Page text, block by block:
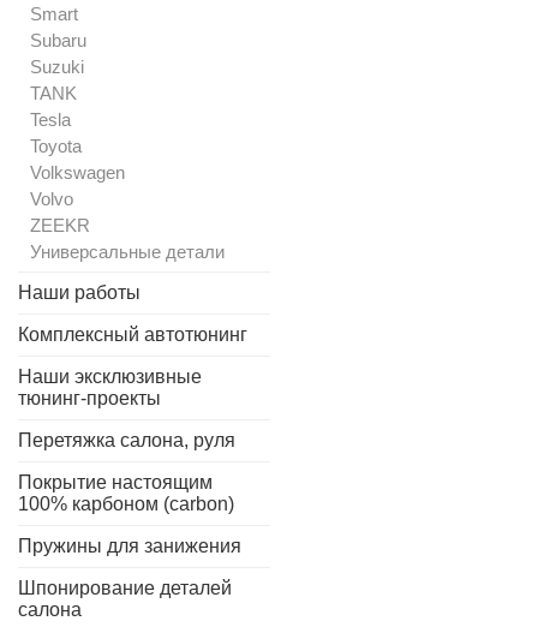
Smart
Subaru
Suzuki
TANK
Tesla
Toyota
Volkswagen
Volvo
ZEEKR
Универсальные детали
Наши работы
Комплексный автотюнинг
Наши эксклюзивные
тюнинг-проекты
Перетяжка салона, руля
Покрытие настоящим
100% карбоном (carbon)
Пружины для занижения
Шпонирование деталей
салона